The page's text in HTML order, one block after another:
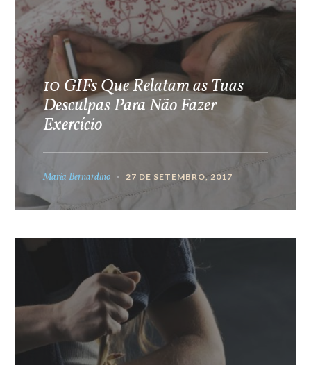
10 GIFs Que Relatam as Tuas
Desculpas Para Não Fazer
Exercício
Maria Bernardino 27 DE SETEMBRO, 2017